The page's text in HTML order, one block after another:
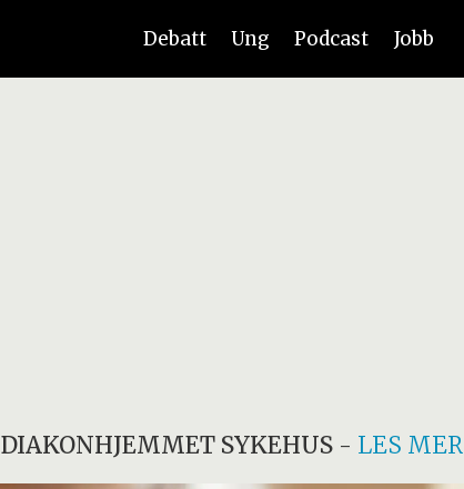
Debatt Ung Podcast Jobb
DIAKONHJEMMET SYKEHUS- LES MER